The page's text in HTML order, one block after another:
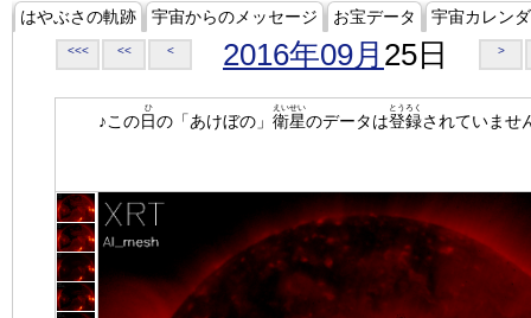
はやぶさの軌跡 宇宙からのメッセージ お宝データ 宇宙カレン
<<< << < 2016年09月 25日 >
♪この日
ひ
の「あけぼの」 衛星
えいせい
のデータは登録
とうろく
されていませ